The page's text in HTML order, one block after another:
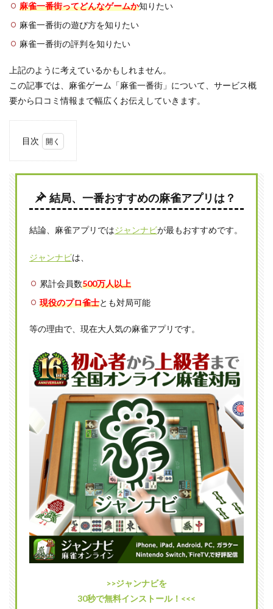
麻雀一番街ってどんなゲームか知りたい
麻雀一番街の遊び方を知りたい
麻雀一番街の評判を知りたい
上記のように考えているかもしれません。
この記事では、麻雀ゲーム「麻雀一番街」について、サービス概
要から口コミ情報まで幅広くお伝えしていきます。
目次
Mリ
ーが
ダー
を務
める
麻雀
1.2
現実
した
都市
「麻
雀一
街」
が舞
台
1.3
個性
豊か
なキ
結局、一番おすすめの麻雀アプリは？
結論、麻雀アプリではジャンナビが最もおすすめです。
ジャンナビは、
累計会員数500万人以上
現役のプロ雀士とも対局可能
等の理由で、現在大人気の麻雀アプリです。
>>ジャンナビを
30秒で無料インストール！<<<